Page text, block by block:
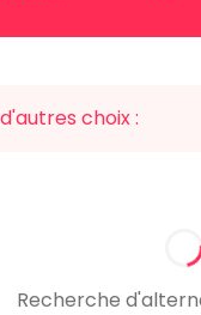
choix :
Recherche